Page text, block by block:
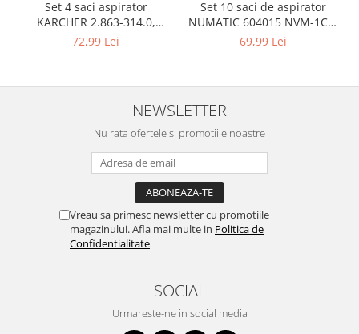
Desktop PC & Monitoare
Imprimante, Scanere &
Servere, Componente & UPS
Telecomenzi garaj
Sport & Activitati in aer liber
Accesorii sportive
Articole Voiaj
Set 4 saci aspirator
KARCHER 2.863-314.0,
compatibil cu WD, KWD, SE
72,99 Lei
Set 10 saci de aspirator
NUMATIC 604015 NVM-1CH,
9L
69,99 Lei
NEWSLETTER
Nu rata ofertele si promotiile noastre
Vreau sa primesc newsletter cu promotiile
magazinului. Afla mai multe in Politica de
Confidentialitate
SOCIAL
Urmareste-ne in social media